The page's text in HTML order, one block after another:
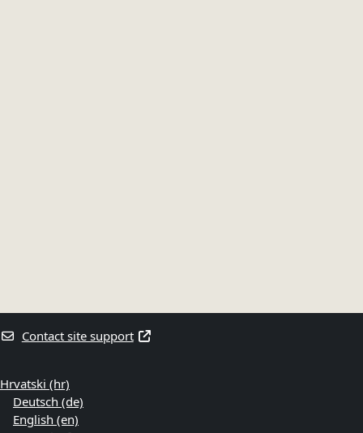
Contact site support
Hrvatski ‎(hr)‎
Deutsch ‎(de)‎
English ‎(en)‎